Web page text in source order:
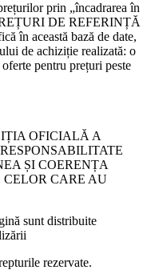
prin „încadrarea în
DE REFERINȚĂ
în această bază de date,
de achiziție realizată: o
pentru prețuri peste
OFICIALĂ A
ȘI COERENȚA
CARE AU
sunt distribuite
rezervate.